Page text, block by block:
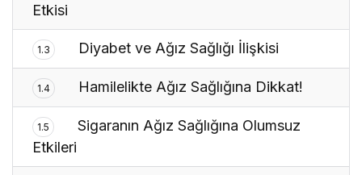
Etkisi
1.3 Diyabet ve Ağız Sağlığı İlişkisi
1.4 Hamilelikte Ağız Sağlığına Dikkat!
1.5
Sigaranın Ağız Sağlığına Olumsuz
Etkileri